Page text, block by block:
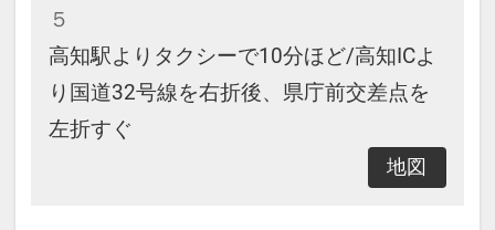
５
高知駅よりタクシーで10分ほど/高知ICよ
り国道32号線を右折後、県庁前交差点を
左折すぐ
地図